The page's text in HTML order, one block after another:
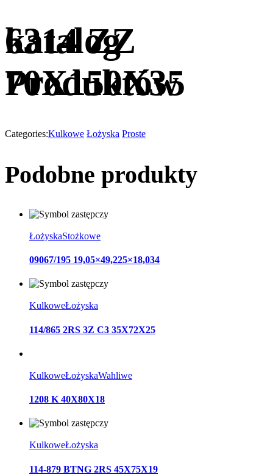
katalog
Produktów
6314 ZZ
70X150X35
Categories:Kulkowe Łożyska Proste
Podobne produkty
ŁożyskaStożkowe
09067/195 19,05×49,225×18,034
KulkoweŁożyska
114/865 2RS 3Z C3 35X72X25
KulkoweŁożyskaWahliwe
1208 K 40X80X18
KulkoweŁożyska
114-879 BTNG 2RS 45X75X19